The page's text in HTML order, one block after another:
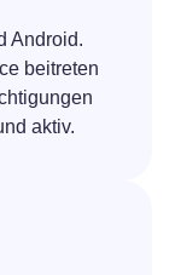
Android.
beitreten
aktiv.